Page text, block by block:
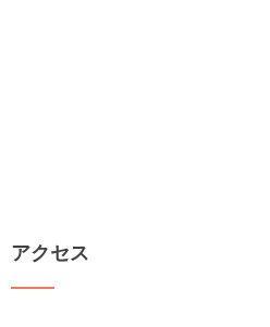
アクセス